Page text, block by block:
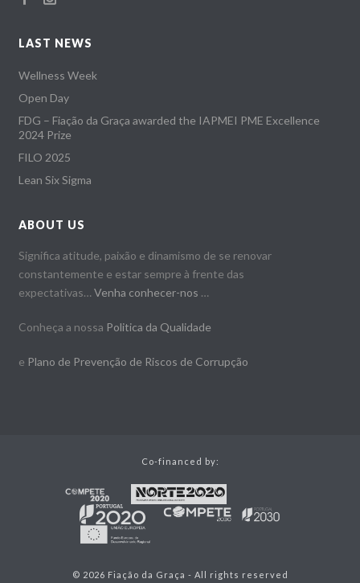
LAST NEWS
Wellness Week
Open Day
FDG – Fiação da Graça awarded the IAPMEI PME Excellence
2024 Prize
FILO 2025
Lean Six Sigma
ABOUT US
Significa atitude, paixão e dinamismo de se renovar
constantemente e estar sempre à frente das
expectativas… Venha conhecer-nos …
Conheça a nossa Politica da Qualidade
e Plano de Prevenção de Riscos de Corrupção
Co-financed by:
© 2026 Fiação da Graça - All rights reserved